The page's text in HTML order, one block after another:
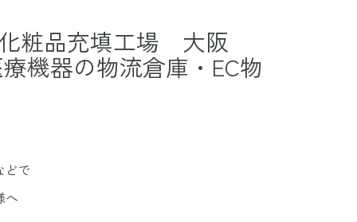
化粧品充填工場 大阪
機器の物流倉庫・EC物
どで
へ